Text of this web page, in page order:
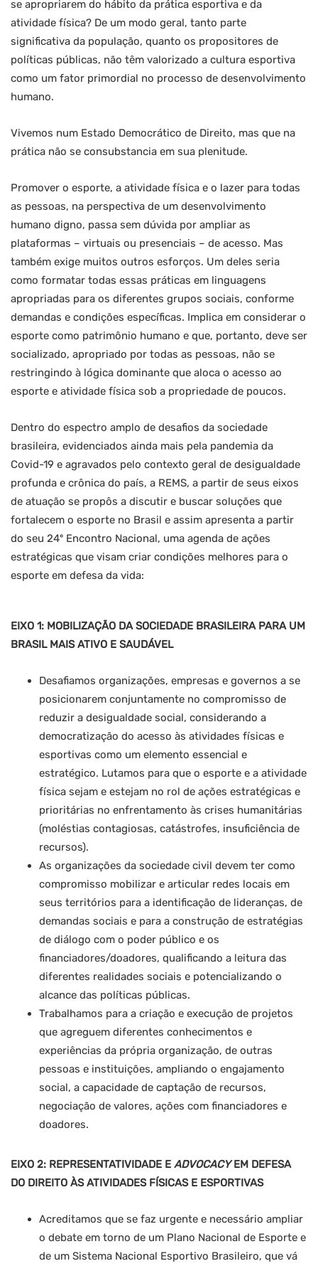
se apropriarem do hábito da prática esportiva e da
atividade física? De um modo geral, tanto parte
significativa da população, quanto os propositores de
políticas públicas, não têm valorizado a cultura esportiva
como um fator primordial no processo de desenvolvimento
humano.
Vivemos num Estado Democrático de Direito, mas que na
prática não se consubstancia em sua plenitude.
Promover o esporte, a atividade física e o lazer para todas
as pessoas, na perspectiva de um desenvolvimento
humano digno, passa sem dúvida por ampliar as
plataformas – virtuais ou presenciais – de acesso. Mas
também exige muitos outros esforços. Um deles seria
como formatar todas essas práticas em linguagens
apropriadas para os diferentes grupos sociais, conforme
demandas e condições específicas. Implica em considerar o
esporte como patrimônio humano e que, portanto, deve ser
socializado, apropriado por todas as pessoas, não se
restringindo à lógica dominante que aloca o acesso ao
esporte e atividade física sob a propriedade de poucos.
Dentro do espectro amplo de desafios da sociedade
brasileira, evidenciados ainda mais pela pandemia da
Covid-19 e agravados pelo contexto geral de desigualdade
profunda e crônica do país, a REMS, a partir de seus eixos
de atuação se propôs a discutir e buscar soluções que
fortalecem o esporte no Brasil e assim apresenta a partir
do seu 24º Encontro Nacional, uma agenda de ações
estratégicas que visam criar condições melhores para o
esporte em defesa da vida:
EIXO 1: MOBILIZAÇÃO DA SOCIEDADE BRASILEIRA PARA UM
BRASIL MAIS ATIVO E SAUDÁVEL
Desafiamos organizações, empresas e governos a se
posicionarem conjuntamente no compromisso de
reduzir a desigualdade social, considerando a
democratização do acesso às atividades físicas e
esportivas como um elemento essencial e
estratégico. Lutamos para que o esporte e a atividade
física sejam e estejam no rol de ações estratégicas e
prioritárias no enfrentamento às crises humanitárias
(moléstias contagiosas, catástrofes, insuficiência de
recursos).
As organizações da sociedade civil devem ter como
compromisso mobilizar e articular redes locais em
seus territórios para a identificação de lideranças, de
demandas sociais e para a construção de estratégias
de diálogo com o poder público e os
financiadores/doadores, qualificando a leitura das
diferentes realidades sociais e potencializando o
alcance das políticas públicas.
Trabalhamos para a criação e execução de projetos
que agreguem diferentes conhecimentos e
experiências da própria organização, de outras
pessoas e instituições, ampliando o engajamento
social, a capacidade de captação de recursos,
negociação de valores, ações com financiadores e
doadores.
EIXO 2: REPRESENTATIVIDADE E ADVOCACYEM DEFESA
DO DIREITO ÀS ATIVIDADES FÍSICAS E ESPORTIVAS
Acreditamos que se faz urgente e necessário ampliar
o debate em torno de um Plano Nacional de Esporte e
de um Sistema Nacional Esportivo Brasileiro, que vá